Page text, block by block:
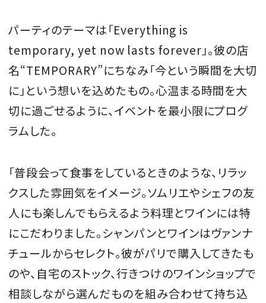
パーティのテーマは「Everything is
temporary, yet now lasts forever」。彼の店
名“TEMPORARY”にちなみ「今という瞬間を大切
に」という想いを込めたもの。心温まる時間を大
切に過ごせるように、イベントを最小限にプログ
ラムした。
「普段会って食事をしているときのような、リラッ
クスした雰囲気をイメージ。ソムリエやシェフの友
人にも楽しんでもらえるよう料理とワインには特
にこだわりました。シャンパンとワインはヴァンナ
チュールからセレクト。彼がパリで購入してきたも
のや、自宅のストック、行きつけのワインショップで
相談しながら選んだものを組み合わせて持ち込